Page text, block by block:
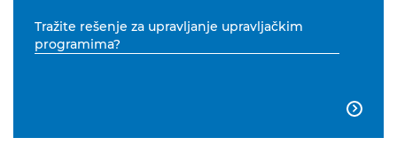
Tražite rešenje za upravljanje upravljačkim
programima?
